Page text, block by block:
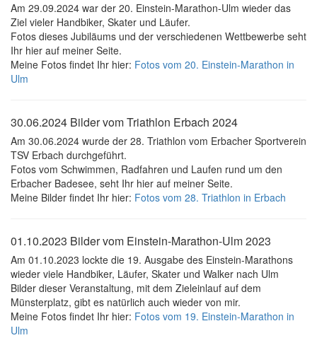
Am 29.09.2024 war der 20. Einstein-Marathon-Ulm wieder das
Ziel vieler Handbiker, Skater und Läufer.
Fotos dieses Jubiläums und der verschiedenen Wettbewerbe seht
Ihr hier auf meiner Seite.
Meine Fotos findet Ihr hier: Fotos vom 20. Einstein-Marathon in
Ulm
30.06.2024 Bilder vom Triathlon Erbach 2024
Am 30.06.2024 wurde der 28. Triathlon vom Erbacher Sportverein
TSV Erbach durchgeführt.
Fotos vom Schwimmen, Radfahren und Laufen rund um den
Erbacher Badesee, seht Ihr hier auf meiner Seite.
Meine Bilder findet Ihr hier: Fotos vom 28. Triathlon in Erbach
01.10.2023 Bilder vom Einstein-Marathon-Ulm 2023
Am 01.10.2023 lockte die 19. Ausgabe des Einstein-Marathons
wieder viele Handbiker, Läufer, Skater und Walker nach Ulm
Bilder dieser Veranstaltung, mit dem Zieleinlauf auf dem
Münsterplatz, gibt es natürlich auch wieder von mir.
Meine Fotos findet Ihr hier: Fotos vom 19. Einstein-Marathon in
Ulm